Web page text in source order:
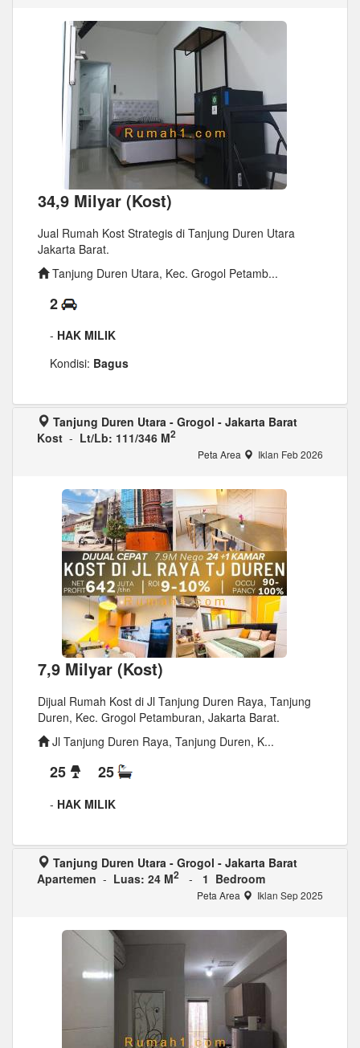
34,9 Milyar (Kost)
Jual Rumah Kost Strategis di Tanjung Duren Utara
Jakarta Barat.
Tanjung Duren Utara, Kec. Grogol Petamb...
2
- HAK MILIK
Kondisi: Bagus
Tanjung Duren Utara - Grogol - Jakarta Barat
Kost - Lt/Lb: 111/346 M2
Peta Area Iklan Feb 2026
7,9 Milyar (Kost)
Dijual Rumah Kost di Jl Tanjung Duren Raya, Tanjung
Duren, Kec. Grogol Petamburan, Jakarta Barat.
Jl Tanjung Duren Raya, Tanjung Duren, K...
25 25
- HAK MILIK
Tanjung Duren Utara - Grogol - Jakarta Barat
Apartemen - Luas: 24 M2 - 1 Bedroom
Peta Area Iklan Sep 2025